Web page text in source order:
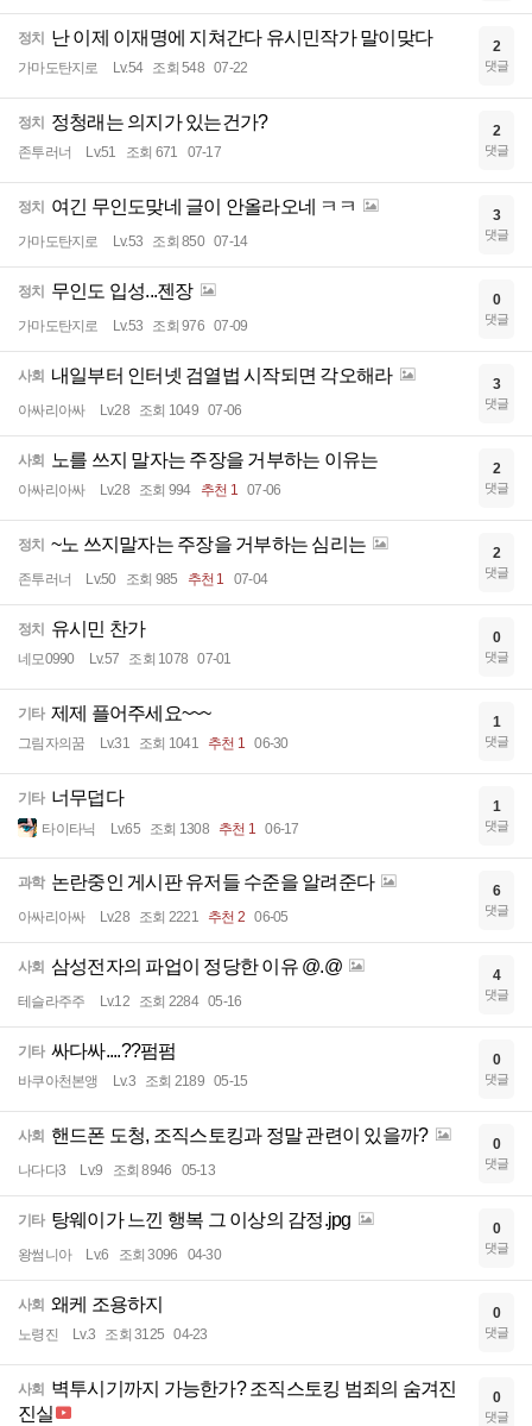
정치 난 이제 이재명에 지쳐간다 유시민작가 말이맞다
가마도탄지로 Lv.54 조회 548 07-22
2
댓글
정치 정청래는 의지가 있는건가?
존투러너 Lv.51 조회 671 07-17
2
댓글
정치 여긴 무인도맞네 글이 안올라오네 ㅋㅋ
가마도탄지로 Lv.53 조회 850 07-14
3
댓글
정치 무인도 입성...젠장
가마도탄지로 Lv.53 조회 976 07-09
0
댓글
사회 내일부터 인터넷 검열법 시작되면 각오해라
아싸리아싸 Lv.28 조회 1049 07-06
3
댓글
사회 노를 쓰지 말자는 주장을 거부하는 이유는
아싸리아싸 Lv.28 조회 994 추천 1 07-06
2
댓글
정치 ~노 쓰지말자는 주장을 거부하는 심리는
존투러너 Lv.50 조회 985 추천 1 07-04
2
댓글
정치 유시민 찬가
네모0990 Lv.57 조회 1078 07-01
0
댓글
기타 제제 플어주세요~~~
그림자의꿈 Lv.31 조회 1041 추천 1 06-30
1
댓글
기타 너무덥다
타이타닉 Lv.65 조회 1308 추천 1 06-17
1
댓글
과학 논란중인 게시판 유저들 수준을 알려준다
아싸리아싸 Lv.28 조회 2221 추천 2 06-05
6
댓글
사회 삼성전자의 파업이 정당한 이유 @.@
테슬라주주 Lv.12 조회 2284 05-16
4
댓글
기타 싸다싸....??펌펌
바쿠아천본앵 Lv.3 조회 2189 05-15
0
댓글
사회 핸드폰 도청, 조직스토킹과 정말 관련이 있을까?
나다다3 Lv.9 조회 8946 05-13
0
댓글
기타 탕웨이가 느낀 행복 그 이상의 감정.jpg
왕썸니아 Lv.6 조회 3096 04-30
0
댓글
사회 왜케 조용하지
노령진 Lv.3 조회 3125 04-23
0
댓글
사회 벽투시기까지 가능한가? 조직스토킹 범죄의 숨겨진
진실
0
댓글